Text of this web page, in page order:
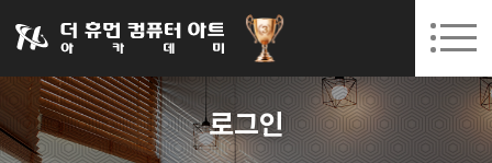
031-252-7277 수원캠퍼스 개강 08. 12.(수)
회원가입 고객센터
로그인
아카데미소개